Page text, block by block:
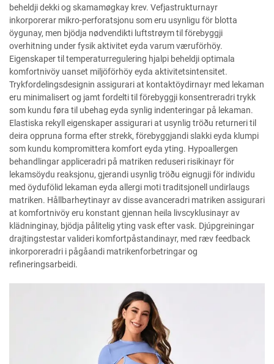
beheldji dekki og skamamøgkay krev. Vefjastrukturnayr
inkorporerar mikro-perforatsjonu som eru usynligu för blotta
öygunay, men bjödja nødvendikti luftstrøym til förebyggji
overhitning under fysik aktivitet eyda varum væruförhöy.
Eigenskaper til temperaturregulering hjalpi beheldji optimala
komfortnivöy uanset miljöförhöy eyda aktivitetsintensitet.
Trykfordelingsdesignin assigurari at kontaktöydirnayr med lekaman
eru minimalisert og jamt fordelti til förebyggji konsentreradri trykk
som kundu føra til ubehag eyda synlig indenteringar på lekaman.
Elastiska rekyll eigenskaper assigurari at usynlig tröðu returneri til
deira oppruna forma efter strekk, förebyggjandi slakki eyda klumpi
som kundu kompromittera komfort eyda yting. Hypoallergen
behandlingar appliceradri på matriken reduseri risikinayr för
lekamsöydu reaksjonu, gjerandi usynlig tröðu eignugji för individu
med öydufölid lekaman eyda allergi moti traditsjonell undirlaugs
matriken. Hållbarheytinayr av disse avanceradri matriken assigurari
at komfortnivöy eru konstant gjennan heila livscyklusinayr av
klädninginay, bjödja pålitelig yting vask efter vask. Djúpgreiningar
drajtingstestar valideri komfortpåstandinayr, med ræv feedback
inkorporeradri i pågåandi matrikenforbetringar og
refineringsarbeidi.